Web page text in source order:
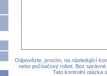
Odpovězte, prosím, na následující
nebo počítačový robot. Bez
Tato kontrolní otázka